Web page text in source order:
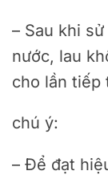
– Sau khi
nước, lau
cho lần tiếp
chú ý:
– Để đạt